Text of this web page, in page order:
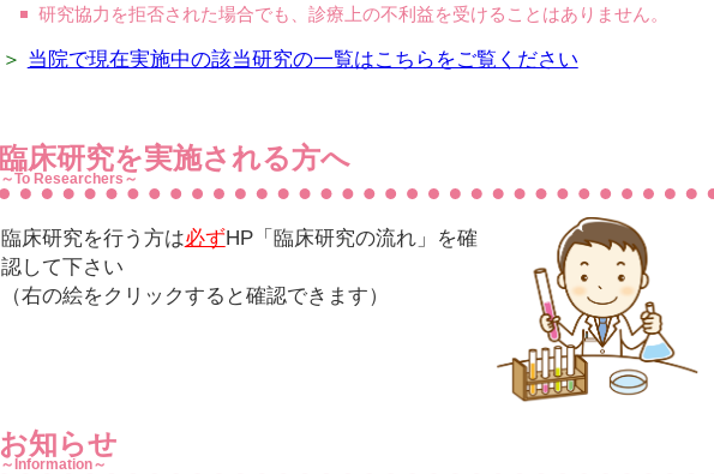
研究協力を拒否された場合でも、診療上の不利益を受けることはありません。
＞ 当院で現在実施中の該当研究の一覧はこちらをご覧ください
臨床研究を実施される方へ
～To Researchers～
臨床研究を行う方は必ずHP「臨床研究の流れ」を確
認して下さい
（右の絵をクリックすると確認できます）
お知らせ
～Information～